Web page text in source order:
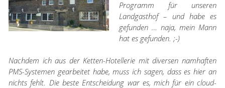
Programm für unseren
Landgasthof – und habe es
gefunden … naja, mein Mann
hat es gefunden. ;-)
Nachdem ich aus der Ketten-Hotellerie mit diversen namhaften
PMS-Systemen gearbeitet habe, muss ich sagen, dass es hier an
nichts fehlt. Die beste Entscheidung war es, mich für ein cloud-